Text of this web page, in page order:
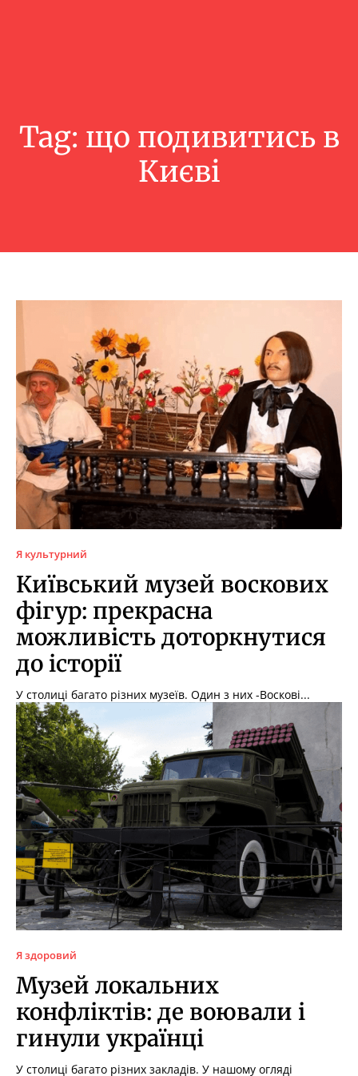
Tag: що подивитись в
Києві
Я культурний
Київський музей воскових
фігур: прекрасна
можливість доторкнутися
до історії
У столиці багато різних музеїв. Один з них -Воскові...
Я здоровий
Музей локальних
конфліктів: де воювали і
гинули українці
У столиці багато різних закладів. У нашому огляді